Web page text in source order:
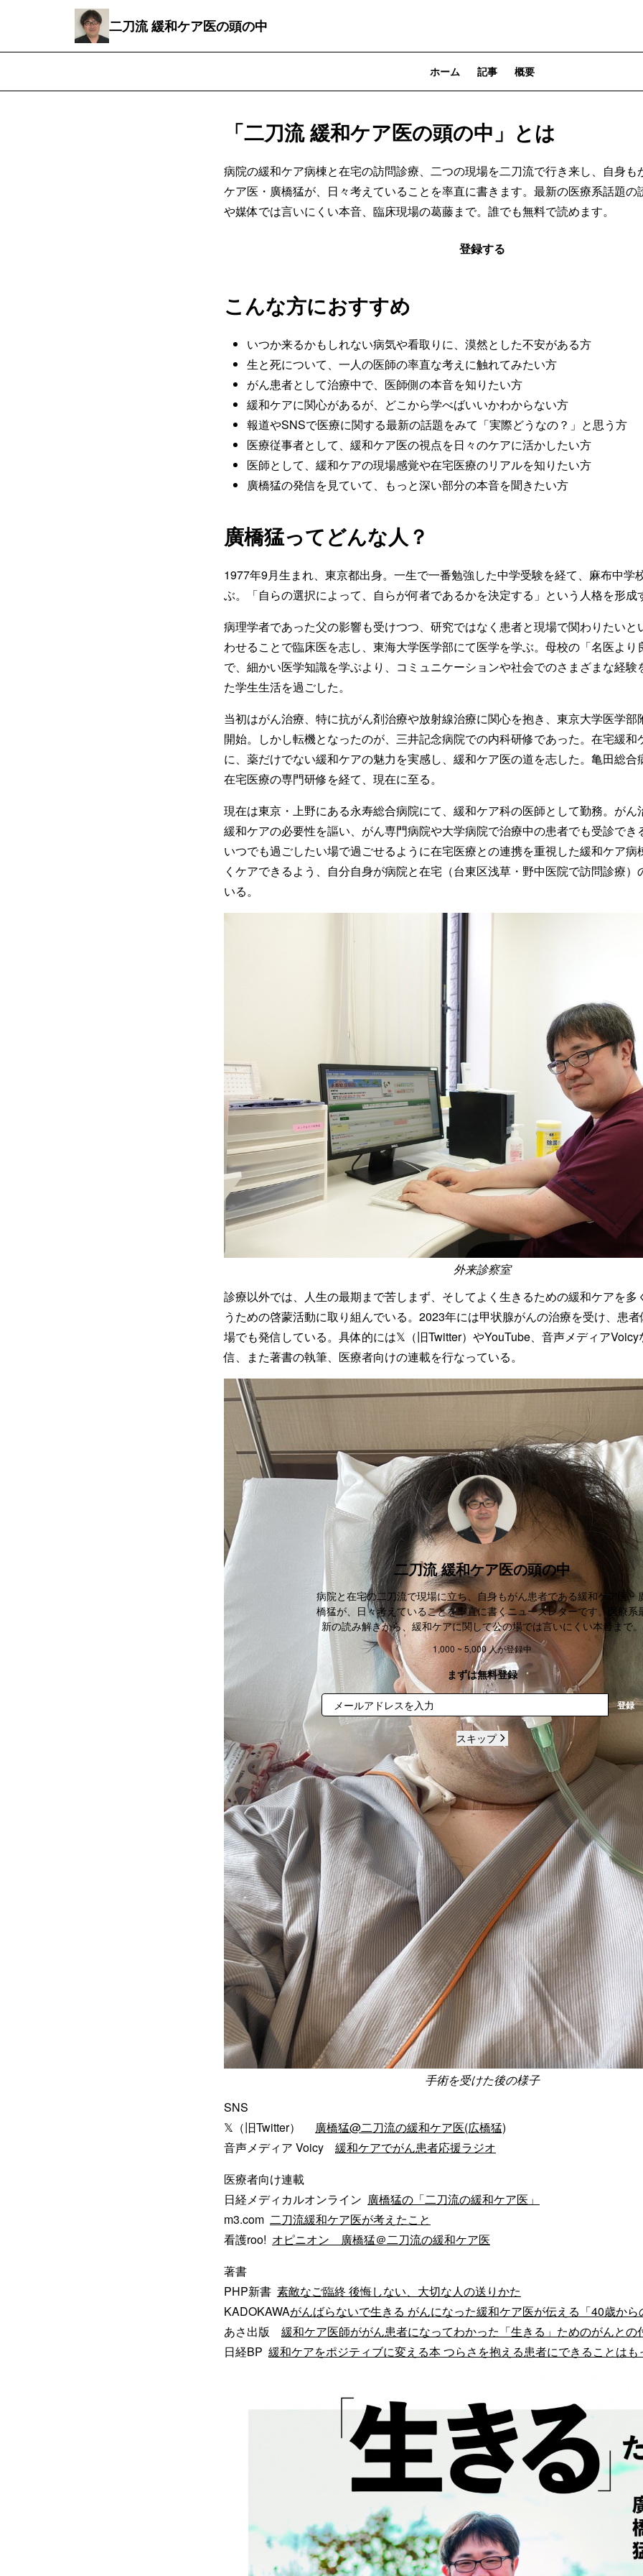
二刀流 緩和ケア医の頭の中
ホーム 記事 概要
「二刀流 緩和ケア医の頭の中」とは
病院の緩和ケア病棟と在宅の訪問診療、二つの現場を二刀流で行き来し、自身も
ケア医・廣橋猛が、日々考えていることを率直に書きます。最新の医療系話題の
や媒体では言いにくい本音、臨床現場の葛藤まで。誰でも無料で読めます。
登録する
こんな方におすすめ
いつか来るかもしれない病気や看取りに、漠然とした不安がある方
生と死について、一人の医師の率直な考えに触れてみたい方
がん患者として治療中で、医師側の本音を知りたい方
緩和ケアに関心があるが、どこから学べばいいかわからない方
報道やSNSで医療に関する最新の話題をみて「実際どうなの？」と思う方
医療従事者として、緩和ケア医の視点を日々のケアに活かしたい方
医師として、緩和ケアの現場感覚や在宅医療のリアルを知りたい方
廣橋猛の発信を見ていて、もっと深い部分の本音を聞きたい方
廣橋猛ってどんな人？
1977年9月生まれ、東京都出身。一生で一番勉強した中学受験を経て、麻布中学
ぶ。「自らの選択によって、自らが何者であるかを決定する」という人格を形成
病理学者であった父の影響も受けつつ、研究ではなく患者と現場で関わりたいと
わせることで臨床医を志し、東海大学医学部にて医学を学ぶ。母校の「名医より
で、細かい医学知識を学ぶより、コミュニケーションや社会でのさまざまな経験
た学生生活を過ごした。
当初はがん治療、特に抗がん剤治療や放射線治療に関心を抱き、東京大学医学部
開始。しかし転機となったのが、三井記念病院での内科研修であった。在宅緩和
に、薬だけでない緩和ケアの魅力を実感し、緩和ケア医の道を志した。亀田総合
在宅医療の専門研修を経て、現在に至る。
現在は東京・上野にある永寿総合病院にて、緩和ケア科の医師として勤務。がん
緩和ケアの必要性を謳い、がん専門病院や大学病院で治療中の患者でも受診でき
いつでも過ごしたい場で過ごせるように在宅医療との連携を重視した緩和ケア病
くケアできるよう、自分自身が病院と在宅（台東区浅草・野中医院で訪問診療）
いる。
外来診察室
診療以外では、人生の最期まで苦しまず、そしてよく生きるための緩和ケアを多
うための啓蒙活動に取り組んでいる。2023年には甲状腺がんの治療を受け、患
場でも発信している。具体的には𝕏（旧Twitter）やYouTube、音声メディア
信、また著書の執筆、医療者向けの連載を行なっている。
手術を受けた後の様子
SNS
𝕏（旧Twitter） 廣橋猛@二刀流の緩和ケア医(広橋猛)
音声メディア Voicy 緩和ケアでがん患者応援ラジオ
医療者向け連載
日経メディカルオンライン 廣橋猛の「二刀流の緩和ケア医」
m3.com 二刀流緩和ケア医が考えたこと
看護roo! オピニオン 廣橋猛＠二刀流の緩和ケア医
著書
PHP新書 素敵なご臨終 後悔しない、大切な人の送りかた
KADOKAWAがんばらないで生きる がんになった緩和ケア医が伝える「40歳か
あさ出版 緩和ケア医師ががん患者になってわかった「生きる」ためのがんとの
日経BP 緩和ケアをポジティブに変える本 つらさを抱える患者にできることはも
二刀流 緩和ケア医の頭の中
病院と在宅の二刀流で現場に立ち、自身もがん患者である緩和ケア医・
橋猛が、日々考えていることを率直に書くニュースレターです。医療系
新の読み解きから、緩和ケアに関して公の場では言いにくい本音まで。
1,000 ~ 5,000 人が登録中
まずは無料登録
登録
スキップ